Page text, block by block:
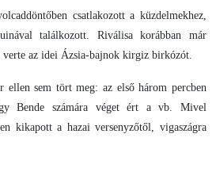
csatlakozott a küzdelmekhez,
találkozott. Riválisa korábban már
verte az idei Ázsia-bajnok kirgiz birkózót.
ellen sem tört meg: az első három percben
Bende számára véget ért a vb. Mivel
kikapott a hazai versenyzőtől, vigaszágra